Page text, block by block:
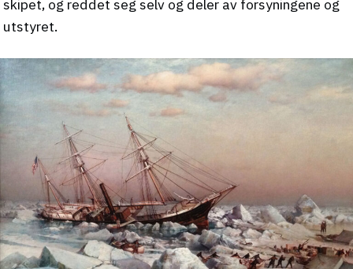
skipet, og reddet seg selv og deler av forsyningene og
utstyret.